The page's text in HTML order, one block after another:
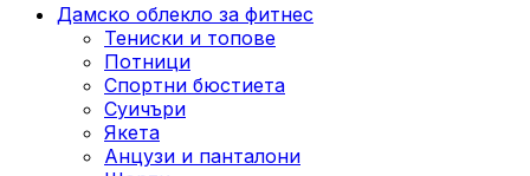
Дамско облекло за фитнес
Тениски и топове
Потници
Спортни бюстиета
Суичъри
Якета
Aнцузи и панталони